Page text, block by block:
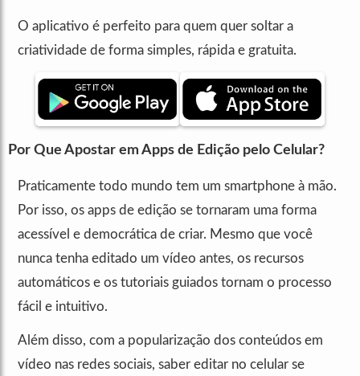
O aplicativo é perfeito para quem quer soltar a
criatividade de forma simples, rápida e gratuita.
Por Que Apostar em Apps de Edição pelo Celular?
Praticamente todo mundo tem um smartphone à mão.
Por isso, os apps de edição se tornaram uma forma
acessível e democrática de criar. Mesmo que você
nunca tenha editado um vídeo antes, os recursos
automáticos e os tutoriais guiados tornam o processo
fácil e intuitivo.
Além disso, com a popularização dos conteúdos em
vídeo nas redes sociais, saber editar no celular se